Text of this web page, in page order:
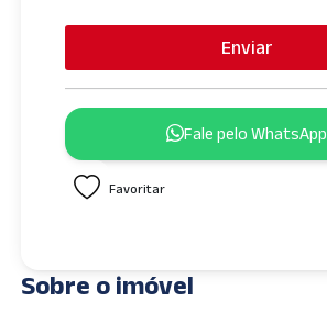
e
d
t
a
+
Enviar
Fale pelo WhatsApp
Favoritar
Sobre o imóvel